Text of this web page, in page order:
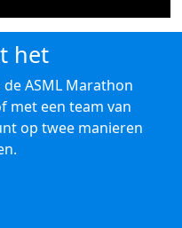
het
ASML Marathon
met een team van
op twee manieren